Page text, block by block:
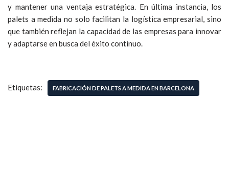
y mantener una ventaja estratégica. En última instancia, los
palets a medida no solo facilitan la logística empresarial, sino
que también reflejan la capacidad de las empresas para innovar
y adaptarse en busca del éxito continuo.
Etiquetas: FABRICACIÓN DE PALETS A MEDIDA EN BARCELONA